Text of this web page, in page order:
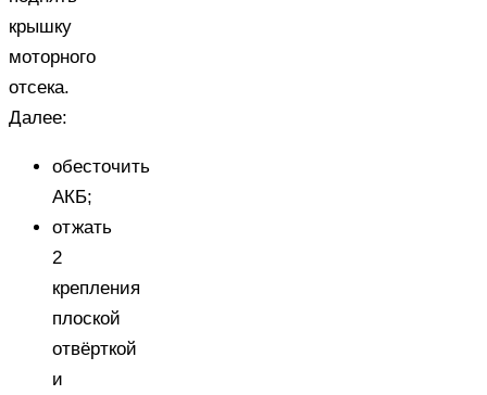
крышку
моторного
отсека.
Далее:
обесточить
АКБ;
отжать
2
крепления
плоской
отвёрткой
и